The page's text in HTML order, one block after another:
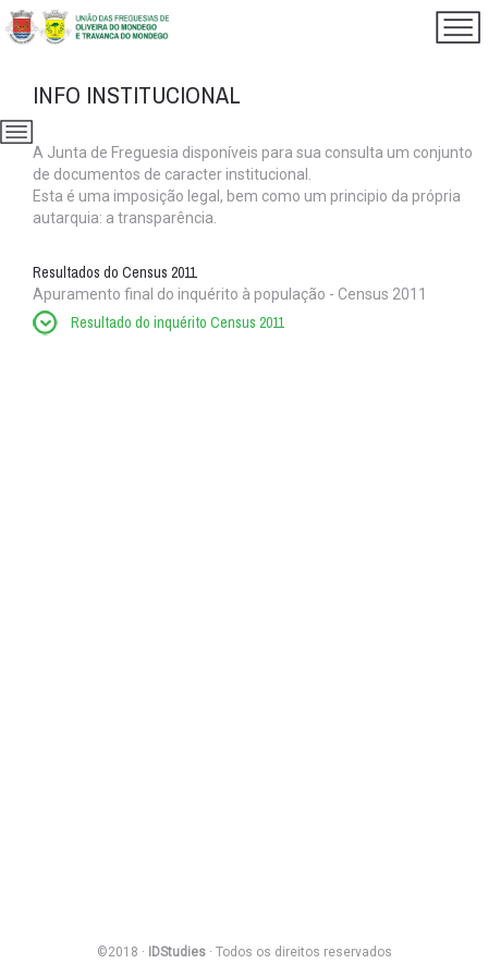
INFO INSTITUCIONAL
A Junta de Freguesia disponíveis para sua consulta um conjunto
de documentos de caracter institucional.
Esta é uma imposição legal, bem como um principio da própria
autarquia: a transparência.
Resultados do Census 2011
Apuramento final do inquérito à população - Census 2011
Resultado do inquérito Census 2011
©2018 · IDStudies· Todos os direitos reservados